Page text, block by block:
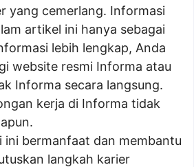
yang cemerlang. Informasi
artikel ini hanya sebagai
lebih lengkap, Anda
website resmi Informa atau
Informa secara langsung.
kerja di Informa tidak
ini bermanfaat dan membantu
langkah karier